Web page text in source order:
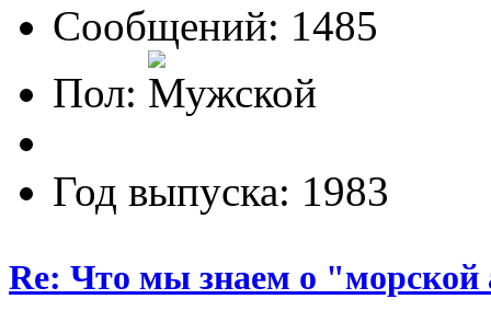
Сообщений: 1485
Пол:
Год выпуска: 1983
Re: Что мы знаем о "морской